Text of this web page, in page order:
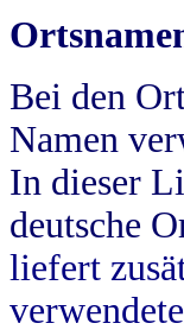
Bei den
Namen
In dieser
deutsche
liefert